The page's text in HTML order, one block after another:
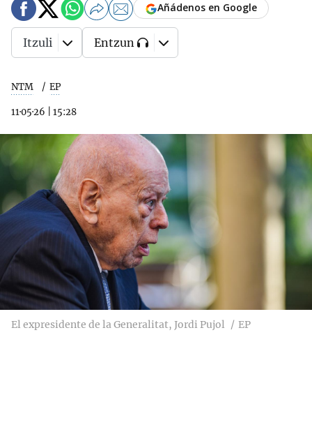
NTM EP
11·05·26 15:28
Añádenos en Google
Itzuli Entzun
El expresidente de la Generalitat, Jordi Pujol EP